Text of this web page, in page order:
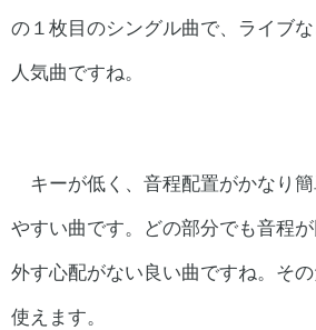
の１枚目のシングル曲で、ライブ
人気曲ですね。
キーが低く、音程配置がかなり
やすい曲です。どの部分でも音程が
外す心配がない良い曲ですね。そ
使えます。